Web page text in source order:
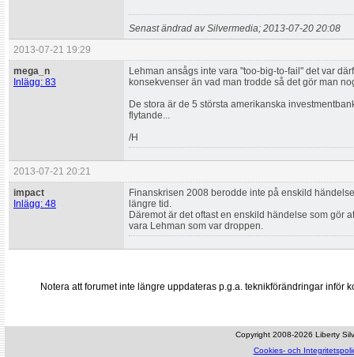
Senast ändrad av Silvermedia; 2013-07-20 20:08
2013-07-21 19:29
mega_n
Inlägg: 83
Lehman ansågs inte vara "too-big-to-fail" det var
konsekvenser än vad man trodde så det gör man
De stora är de 5 största amerikanska
flytande...
/H
2013-07-21 20:21
impact
Inlägg: 48
Finanskrisen 2008 berodde inte på enskild
längre tid.
Däremot är det oftast en enskild händelse som gör
vara Lehman som var droppen.
Notera att forumet inte längre uppdateras p.g.a. teknikförändringar inför
Copyright 2008-2026 Liberty
Cookies- och